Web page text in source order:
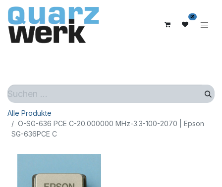
0
Alle Produkte
O-SG-636 PCE C-20.000000 MHz-3.3-100-2070 | Epson
SG-636PCE C